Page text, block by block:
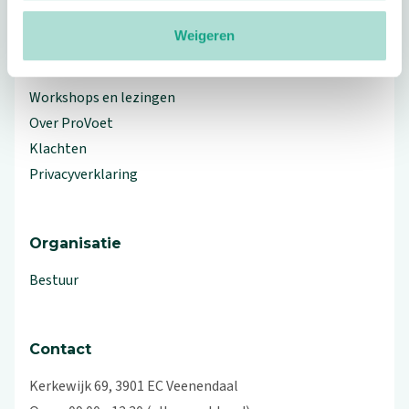
Weigeren
Branche Informatiecentrum
Workshops en lezingen
Over ProVoet
Klachten
Privacyverklaring
Organisatie
Bestuur
Contact
Kerkewijk 69, 3901 EC Veenendaal